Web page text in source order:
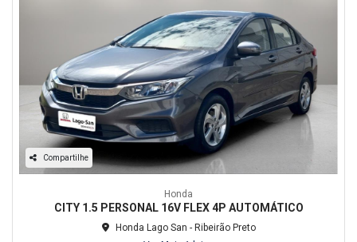
Compartilhe
Honda
CITY 1.5 PERSONAL 16V FLEX 4P AUTOMÁTICO
Honda Lago San - Ribeirão Preto